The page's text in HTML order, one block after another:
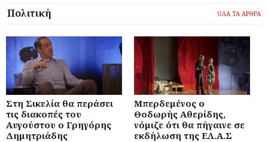
Πολιτική ΟΛΑ ΤΑ ΑΡΘΡΑ
Στη Σικελία θα περάσει
τις διακοπές του
Αυγούστου ο Γρηγόρης
Δημητριάδης
Μπερδεμένος ο
Θοδωρής Αθερίδης,
νόμιζε ότι θα πήγαινε σε
εκδήλωση της ΕΛ.Α.Σ